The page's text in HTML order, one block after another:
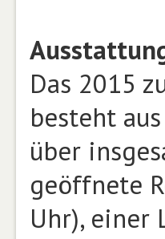
Das 2015
besteht
über
geöffnete
Uhr), einer